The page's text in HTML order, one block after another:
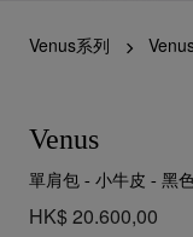
Venus系列
Venus
單肩包 - 小牛皮 - 黑
HK$ 20.600,00